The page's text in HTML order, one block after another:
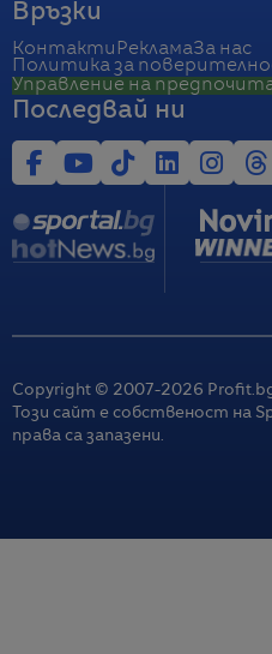
Връзки
Контакти РекламаЗа нас
Политика за
Управление на
Последвай ни
Copyright © 2007-2026
Този сайт е собственост на
права са запазени.